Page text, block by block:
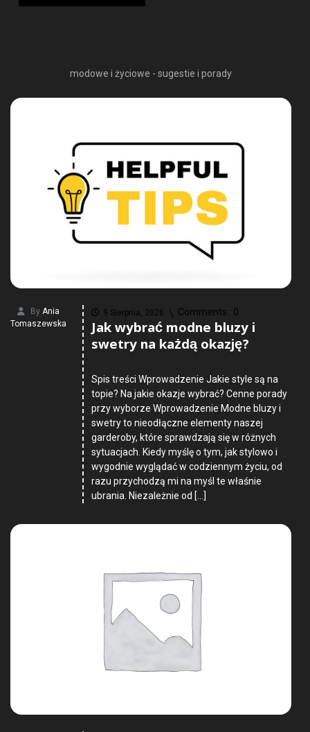
modowe i życiowe - sugestie i porady
By Ania
Tomaszewska
9 Sierpnia, 2026 Comments : 0
Jak wybrać modne bluzy i
swetry na każdą okazję?
Spis treści Wprowadzenie Jakie style są na
topie? Na jakie okazje wybrać? Cenne porady
przy wyborze Wprowadzenie Modne bluzy i
swetry to nieodłączne elementy naszej
garderoby, które sprawdzają się w różnych
sytuacjach. Kiedy myślę o tym, jak stylowo i
wygodnie wyglądać w codziennym życiu, od
razu przychodzą mi na myśl te właśnie
ubrania. Niezależnie od […]